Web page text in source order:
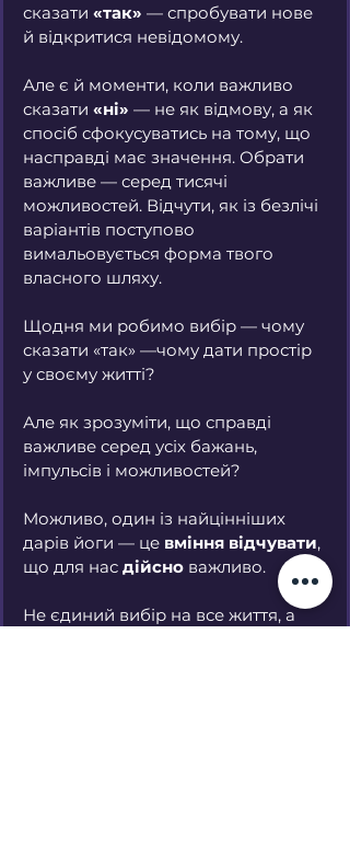
сказати «так» — спробувати нове
й відкритися невідомому.
Але є й моменти, коли важливо
сказати «ні» — не як відмову, а як
спосіб сфокусуватись на тому, що
насправді має значення. Обрати
важливе — серед тисячі
можливостей. Відчути, як із безлічі
варіантів поступово
вимальовується форма твого
власного шляху.
Щодня ми робимо вибір — чому
сказати «так» —чому дати простір
у своєму житті?
Але як зрозуміти, що справді
важливе серед усіх бажань,
імпульсів і можливостей?
Можливо, один із найцінніших
дарів йоги — це вміння відчувати,
що для нас дійсно важливо.
Не єдиний вибір на все життя, а